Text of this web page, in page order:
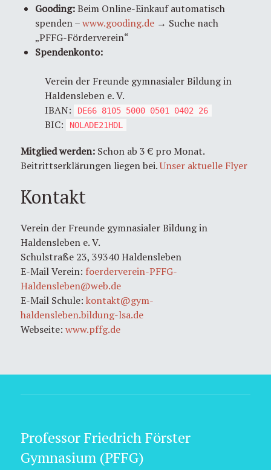
Gooding:Beim Online-Einkauf automatisch
spenden –www.gooding.de → Suche nach
„PFFG-Förderverein“
Spendenkonto:
Verein der Freunde gymnasialer Bildung in
Haldensleben e. V.
IBAN:
DE66 8105 5000 0501 0402 26
BIC: NOLADE21HDL
Mitglied werden: Schon ab 3 € pro Monat.
Beitrittserklärungen liegen bei.Unser aktuelle Flyer
Kontakt
Verein der Freunde gymnasialer Bildung in
Haldensleben e. V.
Schulstraße 23, 39340 Haldensleben
E-Mail Verein: foerderverein-PFFG-
Haldensleben@web.de
E-Mail Schule: kontakt@gym-
haldensleben.bildung-lsa.de
Webseite: www.pffg.de
Professor Friedrich Förster
Gymnasium (PFFG)